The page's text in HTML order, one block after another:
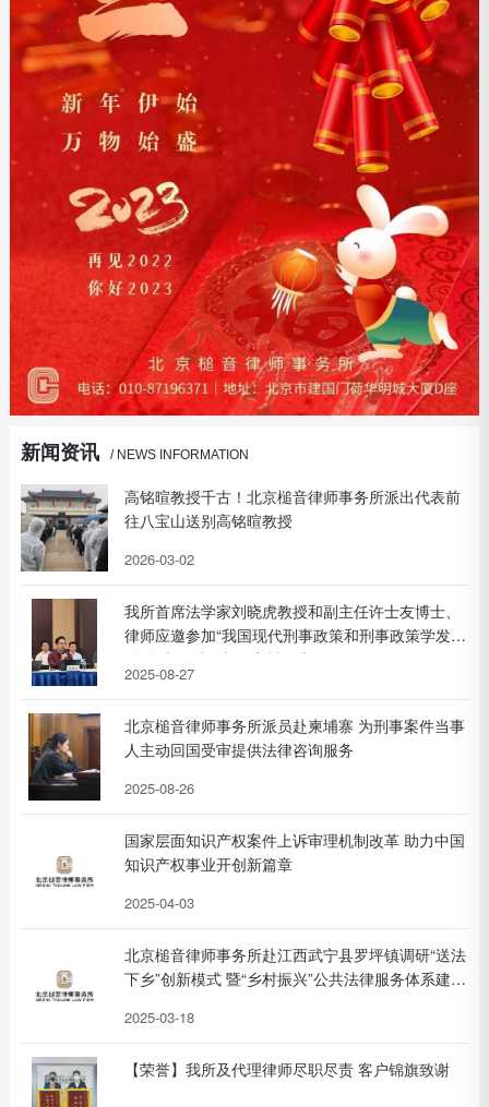
新闻资讯 / NEWS INFORMATION
高铭暄教授千古！北京槌音律师事务所派出代表前
往八宝山送别高铭暄教授
2026-03-02
我所首席法学家刘晓虎教授和副主任许士友博士、
律师应邀参加“我国现代刑事政策和刑事政策学发
展”学术研讨会并作主旨发言
2025-08-27
北京槌音律师事务所派员赴柬埔寨 为刑事案件当事
人主动回国受审提供法律咨询服务
2025-08-26
国家层面知识产权案件上诉审理机制改革 助力中国
知识产权事业开创新篇章
2025-04-03
北京槌音律师事务所赴江西武宁县罗坪镇调研“送法
下乡”创新模式 暨“乡村振兴”公共法律服务体系建设
2025-03-18
【荣誉】我所及代理律师尽职尽责 客户锦旗致谢